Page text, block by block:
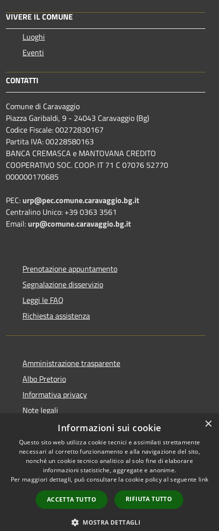
VIVERE IL COMUNE
Luoghi
Eventi
CONTATTI
Comune di Caravaggio
Piazza Garibaldi, 9 - 24043 Caravaggio (Bg)
Codice Fiscale: 00272830167
Partita IVA: 00228580163
BANCA CREMASCA e MANTOVANA CREDITO
COOPERATIVO SOC. COOP: IT 71 C 07076 52770
000000170685
PEC: urp@pec.comune.caravaggio.bg.it
Centralino Unico: +39 0363 3561
Email: urp@comune.caravaggio.bg.it
Prenotazione appuntamento
Segnalazione disservizio
Leggi le FAQ
Richiesta assistenza
Amministrazione trasparente
Albo Pretorio
Informativa privacy
Note legali
Dichiarazione di accessibilità
RSS
Accessibilità
Copyright © 2026 • Comune di
Municipium•
Accesso
redazione
×
Informazioni sui cookie
Questo sito web utilizza cookie tecnici e assimilati strettamente
necessari al corretto funzionamento e alla navigazione del sito,
nonché un cookie tecnico analitico al solo fine di elaborare
informazioni statistiche, aggregate e anonime.
Per maggiori dettagli, può consultare la cookie policy al seguente link
ACCETTA TUTTO RIFIUTA TUTTO
MOSTRA DETTAGLI